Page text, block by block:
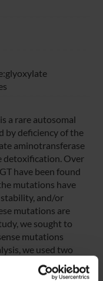
a rare autosomal
by deficiency of the
aminotransferase
detoxification. Over
have been found
mutations have
and/or
mutations are
we sought to
mutations
we used two
that assesses
protein